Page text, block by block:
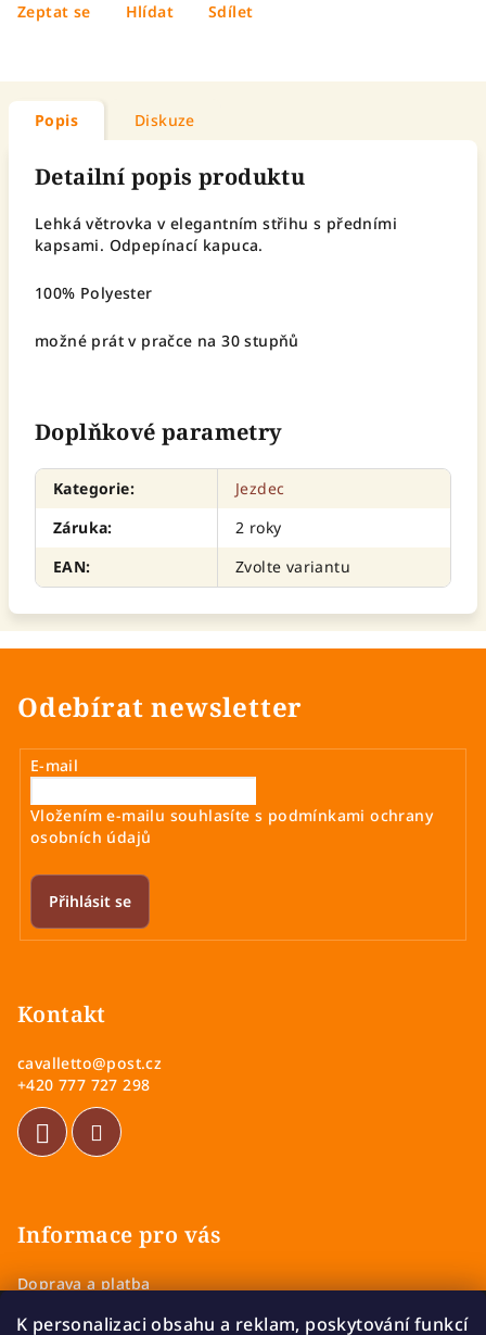
K personalizaci obsahu a reklam, poskytování funkcí
Zeptat se Hlídat Sdílet
Popis Diskuze
Detailní popis produktu
Lehká větrovka v elegantním střihu s předními
kapsami. Odpepínací kapuca.
100% Polyester
možné prát v pračce na 30 stupňů
Doplňkové parametry
Kategorie:
Jezdec
Záruka:
2 roky
EAN: Zvolte variantu
Odebírat newsletter
E-mail
Vložením e-mailu souhlasíte s podmínkami ochrany
osobních údajů
Přihlásit se
Kontakt
cavalletto@post.cz
+420 777 727 298
Informace pro vás
Doprava a platba